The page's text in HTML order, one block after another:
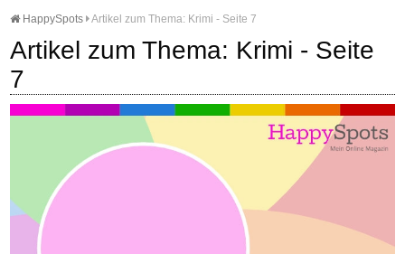
HappySpots Artikel zum Thema: Krimi - Seite 7
Artikel zum Thema: Krimi - Seite
7